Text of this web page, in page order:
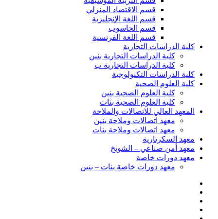
قسم الاقتصاد المنزلي
قسم اللغة الإنجليزية
قسم الحاسوب
قسم اللغة الفرنسية
كلية الدراسات التجارية
كلية الدراسات التجارية بنين
كلية الدراسات التجارية ب
كلية الدراسات التكنولوجية
كلية العلوم الصحية
كلية العلوم الصحية بنين
كلية العلوم الصحية بنات
المعهد العالي للاتصالات والملاحة
معهد اتصالات وملاحة بنين
معهد اتصالات وملاحة بنات
معهد السكرتارية
معهد أمن صناعي – الشويخ
معهد دورات خاصة
معهد دورات خاصة بنات – بنين